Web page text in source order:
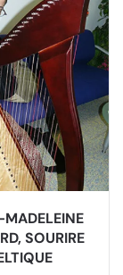
SOURIRE